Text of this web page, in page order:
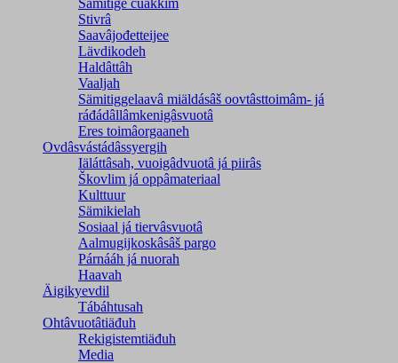
Sämitige čuákkim
Stivrâ
Saavâjođetteijee
Lävdikodeh
Haldâttâh
Vaaljah
Sämitiggelaavâ miäldásâš oovtâsttoimâm- já
ráđádâllâmkenigâsvuotâ
Eres toimâorgaaneh
Ovdâsvástádâssyergih
Iäláttâsah, vuoigâdvuotâ já piirâs
Škovlim já oppâmateriaal
Kulttuur
Sämikielah
Sosiaal já tiervâsvuotâ
Aalmugijkoskâsâš pargo
Párnááh já nuorah
Haavah
Äigikyevdil
Tábáhtusah
Ohtâvuotâtiäđuh
Rekigistemtiäđuh
Media